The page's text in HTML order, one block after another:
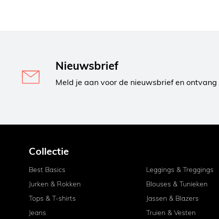
Nieuwsbrief
Meld je aan voor de nieuwsbrief en ontvang
Collectie
Best Basics
Jurken & Rokken
Tops & T-shirts
Jeans
Leggings & Treggings
Blouses & Tunieken
Jassen & Blazers
Truien & Vesten